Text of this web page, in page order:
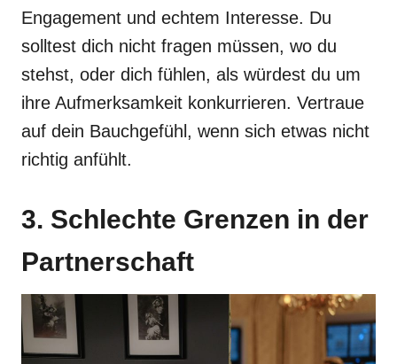
Engagement und echtem Interesse. Du
solltest dich nicht fragen müssen, wo du
stehst, oder dich fühlen, als würdest du um
ihre Aufmerksamkeit konkurrieren. Vertraue
auf dein Bauchgefühl, wenn sich etwas nicht
richtig anfühlt.
3. Schlechte Grenzen in der
Partnerschaft